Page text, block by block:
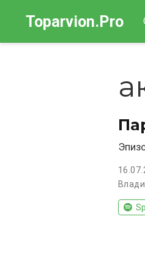
Toparvion.Pro